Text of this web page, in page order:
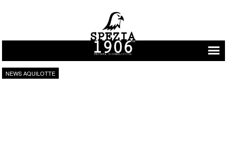
Vai al contenuto
NEWS AQUILOTTE